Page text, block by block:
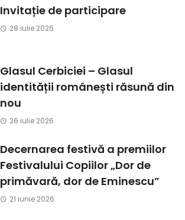
Invitație de participare
28 iulie 2026
Glasul Cerbiciei – Glasul
identității românești răsună din
nou
26 iulie 2026
Decernarea festivă a premiilor
Festivalului Copiilor „Dor de
primăvară, dor de Eminescu”
21 iunie 2026